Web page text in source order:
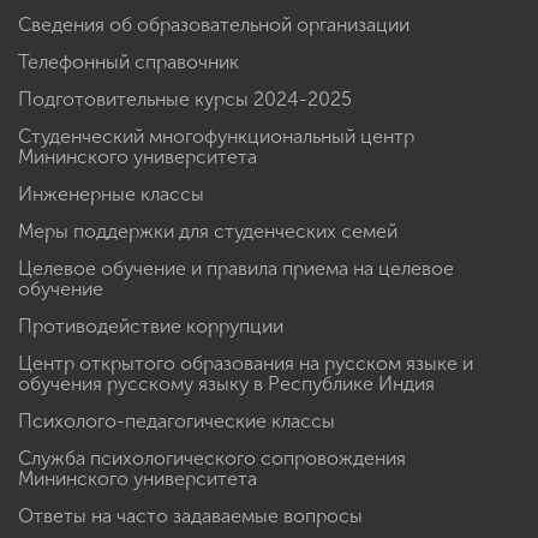
Сведения об образовательной организации
Телефонный справочник
Подготовительные курсы 2024-2025
Студенческий многофункциональный центр
Мининского университета
Инженерные классы
Меры поддержки для студенческих семей
Целевое обучение и правила приема на целевое
обучение
Противодействие коррупции
Центр открытого образования на русском языке и
обучения русскому языку в Республике Индия
Психолого-педагогические классы
Служба психологического сопровождения
Мининского университета
Ответы на часто задаваемые вопросы